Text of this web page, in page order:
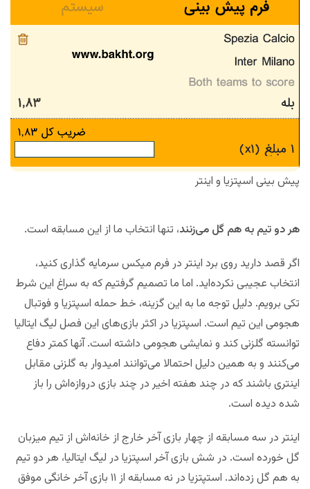
پیش بینی اسپتزیا و اینتر
هر دو تیم به هم گل می‌زنند، تنها انتخاب ما از این مسابقه است.
اگر قصد دارید روی برد اینتر در فرم میکس سرمایه گذاری کنید،
انتخاب عجیبی نکرده‌اید. اما ما تصمیم گرفتیم که به سراغ این شرط
تکی برویم. دلیل توجه ما به این گزینه، خط حمله اسپتزیا و فوتبال
هجومی این تیم است. اسپتزیا در اکثر بازی‌های این فصل لیگ ایتالیا
توانسته گلزنی کند و نمایشی هجومی داشته است. آنها کمتر دفاع
می‌کنند و به همین دلیل احتمالا می‌توانند امیدوار به گلزنی مقابل
اینتری باشند که در چند هفته اخیر در چند بازی دروازه‌اش را باز
شده دیده است.
اینتر در سه مسابقه از چهار بازی آخر خارج از خانه‌اش از تیم میزبان
گل خورده است. در شش بازی آخر اسپتزیا در لیگ ایتالیا، هر دو تیم
به هم گل زده‌اند. استپتزیا در نه مسابقه از ۱۱ بازی آخر خانگی موفق